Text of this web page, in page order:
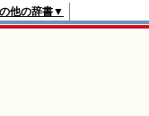
他の辞書▼